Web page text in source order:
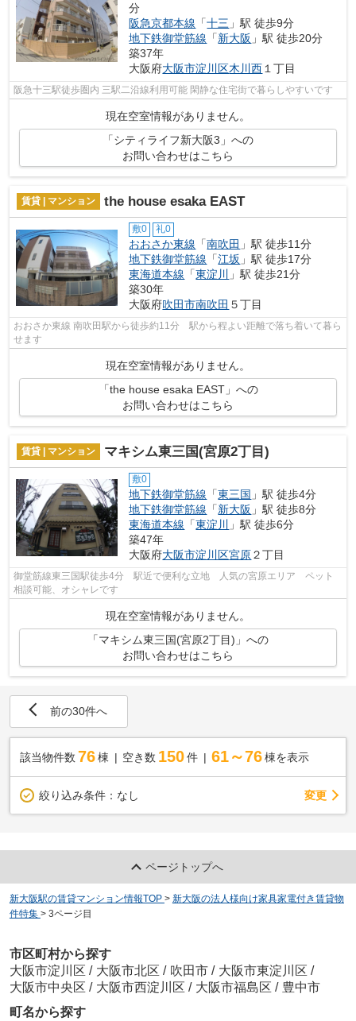
分
阪急京都本線 「十三 」駅 徒歩9分
地下鉄御堂筋線 「新大阪 」駅 徒歩20分
築37年
大阪府大阪市淀川区木川西 １丁目
阪急十三駅徒歩圏内 三駅二沿線利用可能 閑静な住宅街で暮らしやすいです
現在空室情報がありません。
「シティライフ新大阪3」への
お問い合わせはこちら
賃貸 | マンション the house esaka EAST
敷0 礼0
おおさか東線 「南吹田 」駅 徒歩11分
地下鉄御堂筋線 「江坂 」駅 徒歩17分
東海道本線 「東淀川
」駅 徒歩21分
築30年
大阪府吹田市南吹田 ５丁目
おおさか東線 南吹田駅から徒歩約11分 駅から程よい距離で落ち着いて暮ら
せます
現在空室情報がありません。
「the house esaka EAST」への
お問い合わせはこちら
賃貸 | マンション マキシム東三国(宮原2丁目)
敷0
地下鉄御堂筋線 「東三国 」駅 徒歩4分
地下鉄御堂筋線 「新大阪 」駅 徒歩8分
東海道本線 「東淀川
」駅 徒歩6分
築47年
大阪府大阪市淀川区宮原２丁目
御堂筋線東三国駅徒歩4分 駅近で便利な立地 人気の宮原エリア ペット
相談可能、オシャレです
現在空室情報がありません。
「マキシム東三国(宮原2丁目)」への
お問い合わせはこちら
前の30件へ
該当物件数 76棟 空き数 150 件 61～76 棟を表示
絞り込み条件： なし 変更
ページトップへ
新大阪駅の賃貸マンション情報TOP > 新大阪の法人様向け家具家電付き賃貸物
件特集 > 3ページ目
市区町村から探す
大阪市淀川区 / 大阪市北区 / 吹田市 / 大阪市東淀川区 /
大阪市中央区 / 大阪市西淀川区 / 大阪市福島区 / 豊中市
町名から探す